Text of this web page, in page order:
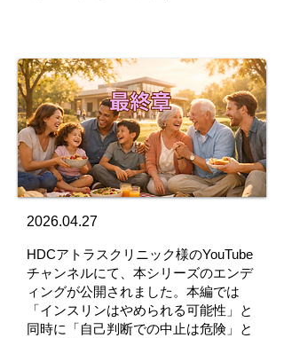
2026.04.27
HDCアトラスクリニック様のYouTube
チャンネルにて、本シリーズのエンデ
ィングが公開されました。本編では
「インスリンはやめられる可能性」と
同時に「自己判断での中止は危険」と